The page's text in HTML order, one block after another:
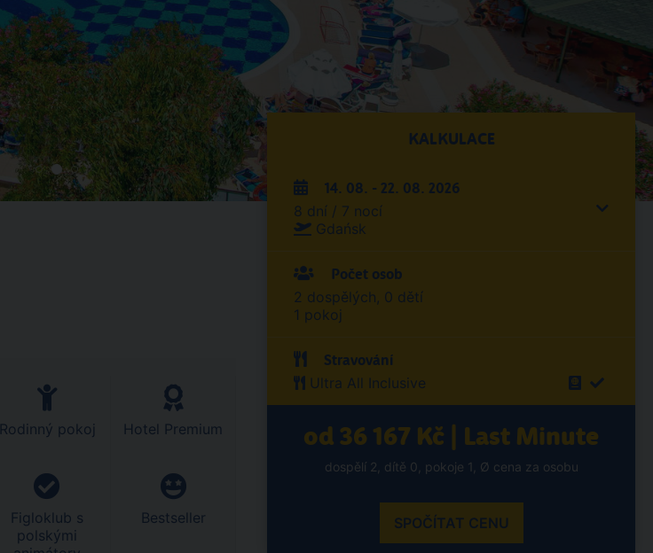
Rodinný pokoj Hotel Premium
Figloklub s
polskými
Bestseller
KALKULACE
14. 08. - 22. 08. 2026
8 dní / 7 nocí
Gdańsk
Počet osob
2 dospělých, 0 dětí
1 pokoj
Stravování
Ultra All Inclusive
od 36 167 Kč | Last Minute
dospělí 2, dítě 0, pokoje 1, Ø cena za osobu
SPOČÍTAT CENU